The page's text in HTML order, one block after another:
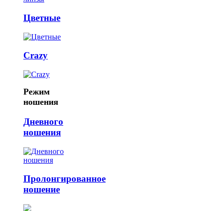
Цветные
Crazy
Режим
ношения
Дневного
ношения
Пролонгированное
ношение